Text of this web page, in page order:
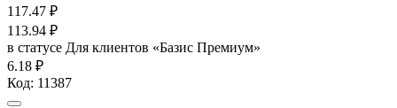
117.47 ₽
113.94 ₽
в статусе Для клиентов «Базис Премиум»
6.18 ₽
Код: 11387